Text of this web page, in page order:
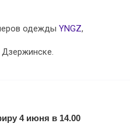
одежды YNGZ,
Дзержинске.
4 июня в 14.00